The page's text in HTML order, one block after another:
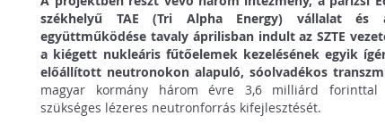
székhelyű TAE (Tri Alpha Energy) vállalat és a
együttműködése tavaly áprilisban indult az SZTE
a kiégett nukleáris fűtőelemek kezelésének egyik
előállított neutronokon alapuló, sóolvadékos
magyar kormány három évre 3,6 milliárd forinttal
szükséges lézeres neutronforrás kifejlesztését.